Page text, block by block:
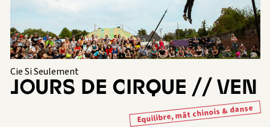
Cie Si Seulement
JOURS DE CIRQUE // VEN
Equilibre, mât chinois & danse